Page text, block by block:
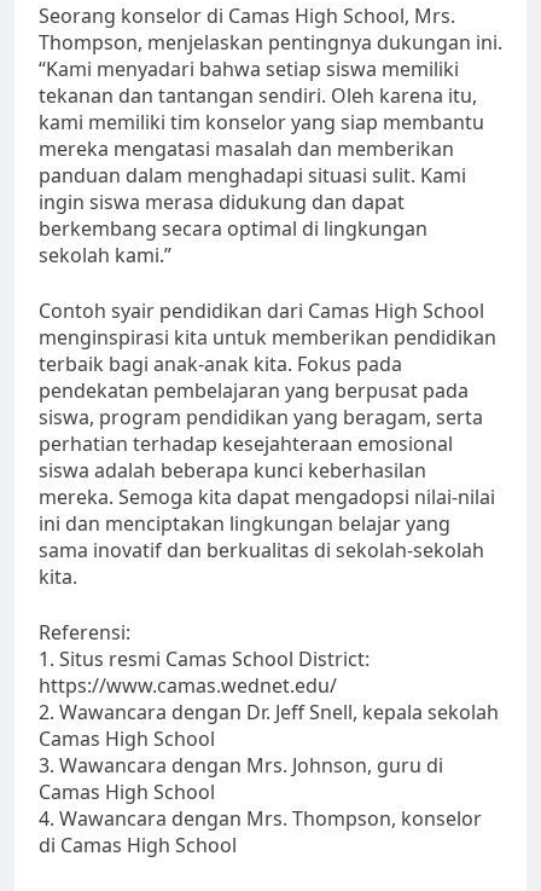
Seorang konselor di Camas High School, Mrs.
Thompson, menjelaskan pentingnya dukungan ini.
“Kami menyadari bahwa setiap siswa memiliki
tekanan dan tantangan sendiri. Oleh karena itu,
kami memiliki tim konselor yang siap membantu
mereka mengatasi masalah dan memberikan
panduan dalam menghadapi situasi sulit. Kami
ingin siswa merasa didukung dan dapat
berkembang secara optimal di lingkungan
sekolah kami.”
Contoh syair pendidikan dari Camas High School
menginspirasi kita untuk memberikan pendidikan
terbaik bagi anak-anak kita. Fokus pada
pendekatan pembelajaran yang berpusat pada
siswa, program pendidikan yang beragam, serta
perhatian terhadap kesejahteraan emosional
siswa adalah beberapa kunci keberhasilan
mereka. Semoga kita dapat mengadopsi nilai-nilai
ini dan menciptakan lingkungan belajar yang
sama inovatif dan berkualitas di sekolah-sekolah
kita.
Referensi:
1. Situs resmi Camas School District:
https://www.camas.wednet.edu/
2. Wawancara dengan Dr. Jeff Snell, kepala sekolah
Camas High School
3. Wawancara dengan Mrs. Johnson, guru di
Camas High School
4. Wawancara dengan Mrs. Thompson, konselor
di Camas High School